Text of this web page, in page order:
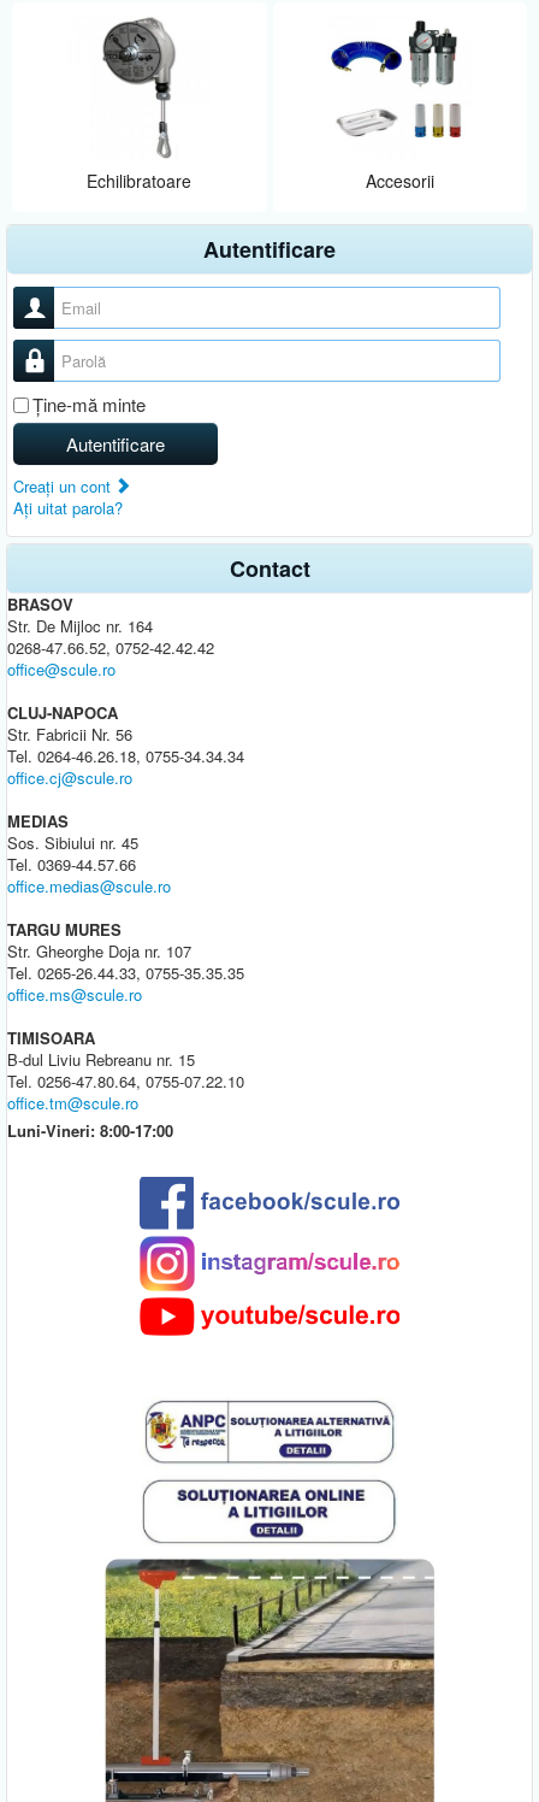
Echilibratoare Accesorii
Autentificare
Nume utilizator
Parolă
Ţine-mă minte
Autentificare
Creaţi un cont
Aţi uitat parola?
Contact
BRASOV
Str. De Mijloc nr. 164
0268-47.66.52, 0752-42.42.42
office@scule.ro
CLUJ-NAPOCA
Str. Fabricii Nr. 56
Tel. 0264-46.26.18, 0755-34.34.34
office.cj@scule.ro
MEDIAS
Sos. Sibiului nr. 45
Tel. 0369-44.57.66
office.medias@scule.ro
TARGU MURES
Str. Gheorghe Doja nr. 107
Tel. 0265-26.44.33, 0755-35.35.35
office.ms@scule.ro
TIMISOARA
B-dul Liviu Rebreanu nr. 15
Tel. 0256-47.80.64, 0755-07.22.10
office.tm@scule.ro
Luni-Vineri: 8:00-17:00